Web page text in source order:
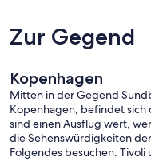
Rumkommen:
Das Hotel liegt nur 350
Minuten in die Innenstadt
kostenlose Parken ist ca.
Andere Dinge zu beachten:
Bitte zögern Sie nicht, uns
bei der Buchung:
- Babyausstattung
Zur Gegend
Kopenhagen
Mitten in der Gegend
Kopenhagen, befindet sich
sind einen Ausflug wert,
die Sehenswürdigkeiten
Folgendes besuchen: